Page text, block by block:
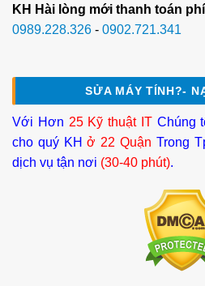
KH Hài lòng mới thanh toán
0989.228.326 - 0902.721.341
SỬA MÁY TÍNH?-
Với Hơn 25 Kỹ thuật ITChúng
cho quý KHở 22 Quận Trong
dịch vụ tận nơi (30-40 phút).